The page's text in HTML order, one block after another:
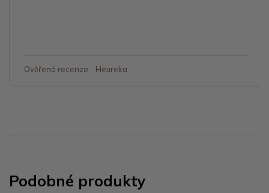
Ověřená recenze - Heureka
Podobné produkty